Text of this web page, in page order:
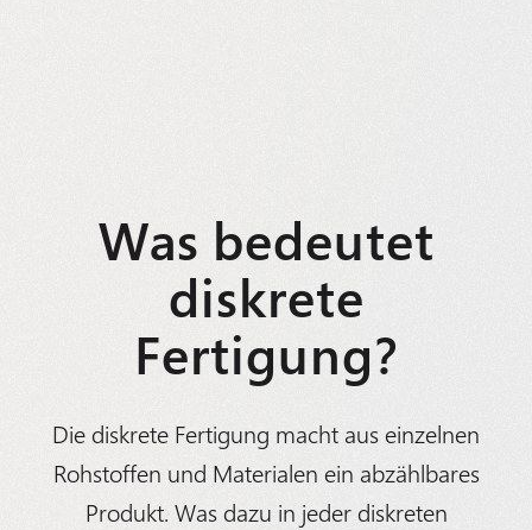
Was bedeutet
diskrete
Fertigung?
Die diskrete Fertigung macht aus einzelnen
Rohstoffen und Materialen ein abzählbares
Produkt. Was dazu in jeder diskreten